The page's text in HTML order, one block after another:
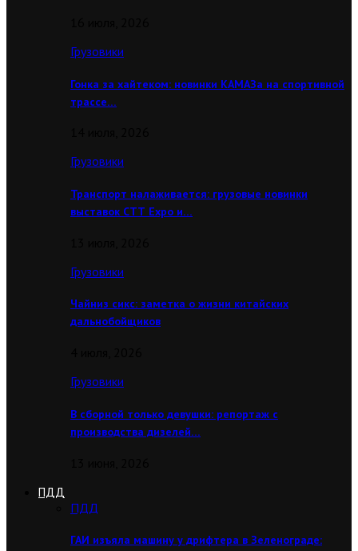
Грузовики
Гонка за хайтеком: новинки КАМАЗа на спортивной
трассе…
Грузовики
Транспорт налаживается: грузовые новинки
выставок CТТ Expo и…
Грузовики
Чайниз сикс: заметка о жизни китайских
дальнобойщиков
Грузовики
В сборной только девушки: репортаж с
производства дизелей…
ПДД
ПДД
ГАИ изъяла машину у дрифтера в Зеленограде: